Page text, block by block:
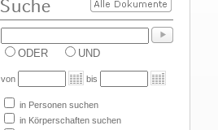
ODER UND
von bis
in Personen suchen
in Körperschaften suchen